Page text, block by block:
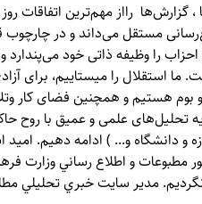
سایت آخرین اخبار ، تحلیل‌ها ، گزارش‌ها رااز
مستقل می‌داند و در چارچوب
را وظیفه ذاتی خود می‌پندارد
را می‏ستاییم، برای
هستیم و همچنین فضای کار
علمی و عمیق با روح
و دانشگاه و... ) ادامه دهیم.
مطبوعات و اطلاع رساني وزارت
مدیر سایت خبري تحليلي